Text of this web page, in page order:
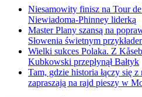
Niesamowity finisz na Tour
Niewiadoma-Phinney liderką
Master Plany szansą na
Słowenia świetnym
Wielki sukces Polaka. Z
Kubkowski przepłynął Bałtyk
Tam, gdzie historia łączy się
zapraszają na rajd pieszy w